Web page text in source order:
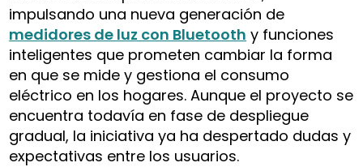
impulsando una nueva generación de
medidores de luz con Bluetooth y funciones
inteligentes que prometen cambiar la forma
en que se mide y gestiona el consumo
eléctrico en los hogares. Aunque el proyecto se
encuentra todavía en fase de despliegue
gradual, la iniciativa ya ha despertado dudas y
expectativas entre los usuarios.